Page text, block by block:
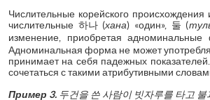
Числительные корейского
числительные 하나 (хана) «один», 둘 (
изменение, приобретая
Адноминальная форма не может
принимает на себя падежных
сочетаться с такими атрибутивными
Пример 3. 두건을 쓴 사람이 빗자루를 타고 불